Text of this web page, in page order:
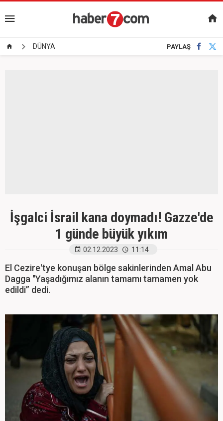
DÜNYA PAYLAŞ
İşgalci İsrail kana doymadı! Gazze'de
1 günde büyük yıkım
02.12.2023 11:14
El Cezire'tye konuşan bölge sakinlerinden Amal Abu
Dagga "Yaşadığımız alanın tamamı tamamen yok
edildi” dedi.